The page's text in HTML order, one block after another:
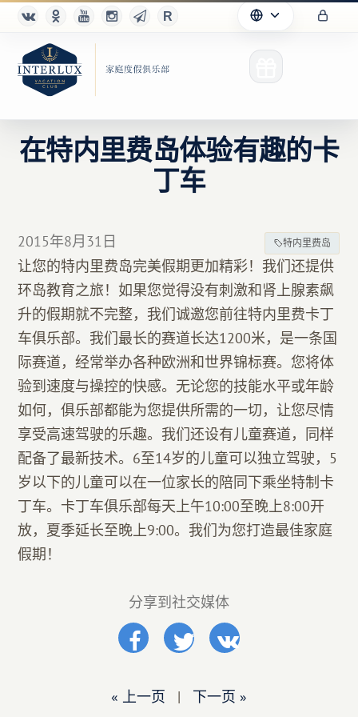
合作伙伴
Благотворительность
在特内里费岛体验有趣的卡
丁车
2015年8月31日 特内里费岛
让您的特内里费岛完美假期更加精彩！我们还提供
环岛教育之旅！如果您觉得没有刺激和肾上腺素飙
升的假期就不完整，我们诚邀您前往特内里费卡丁
车俱乐部。我们最长的赛道长达1200米，是一条国
际赛道，经常举办各种欧洲和世界锦标赛。您将体
验到速度与操控的快感。无论您的技能水平或年龄
如何，俱乐部都能为您提供所需的一切，让您尽情
享受高速驾驶的乐趣。我们还设有儿童赛道，同样
配备了最新技术。6至14岁的儿童可以独立驾驶，5
岁以下的儿童可以在一位家长的陪同下乘坐特制卡
丁车。卡丁车俱乐部每天上午10:00至晚上8:00开
放，夏季延长至晚上9:00。我们为您打造最佳家庭
假期！
分享到社交媒体
« 上一页 | 下一页 »